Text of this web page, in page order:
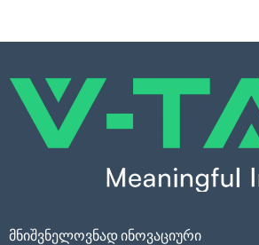
მნიშვნელოვნად ინოვაციური